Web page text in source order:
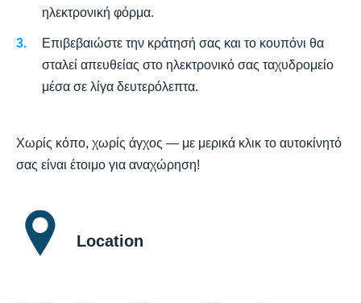
ηλεκτρονική φόρμα.
Επιβεβαιώστε την κράτησή σας και το κουπόνι θα
σταλεί απευθείας στο ηλεκτρονικό σας ταχυδρομείο
μέσα σε λίγα δευτερόλεπτα.
Χωρίς κόπο, χωρίς άγχος — με μερικά κλικ το αυτοκίνητό
σας είναι έτοιμο για αναχώρηση!
Location